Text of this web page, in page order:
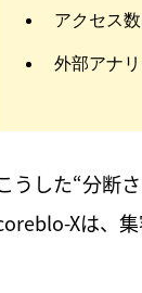
アクセス
外部アナ
うした“分断
Xは、